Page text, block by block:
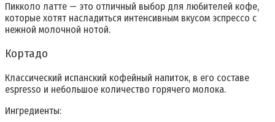
Пикколо латте — это отличный выбор для любителей кофе,
которые хотят насладиться интенсивным вкусом эспрессо с
нежной молочной нотой.
Кортадо
Классический испанский кофейный напиток, в его составе
espresso и небольшое количество горячего молока.
Ингредиенты: